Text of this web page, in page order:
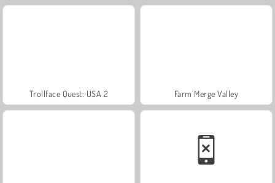
Trollface Quest: USA 2 Farm Merge Valley